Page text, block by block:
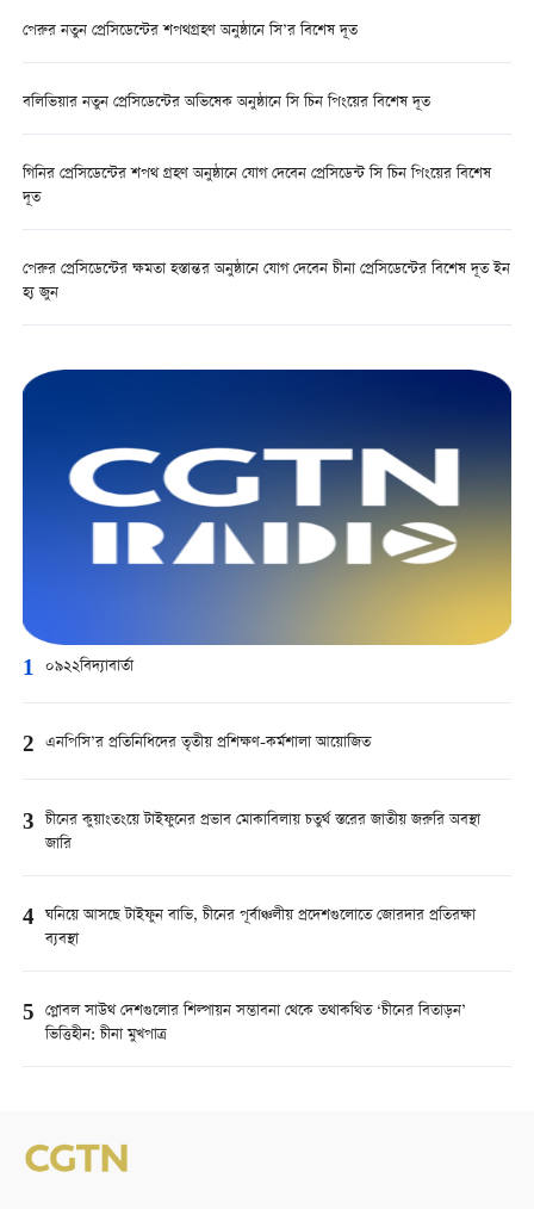
পেরুর নতুন প্রেসিডেন্টের শপথগ্রহণ অনুষ্ঠানে সি’র বিশেষ দূত
বলিভিয়ার নতুন প্রেসিডেন্টের অভিষেক অনুষ্ঠানে সি চিন পিংয়ের বিশেষ দূত
গিনির প্রেসিডেন্টের শপথ গ্রহণ অনুষ্ঠানে যোগ দেবেন প্রেসিডেন্ট সি চিন পিংয়ের বিশেষ
দূত
পেরুর প্রেসিডেন্টের ক্ষমতা হস্তান্তর অনুষ্ঠানে যোগ দেবেন চীনা প্রেসিডেন্টের বিশেষ দূত ইন
হ্য জুন
1 ০৯২২বিদ্যাবার্তা
2 এনপিসি’র প্রতিনিধিদের তৃতীয় প্রশিক্ষণ-কর্মশালা আয়োজিত
3 চীনের কুয়াংতংয়ে টাইফুনের প্রভাব মোকাবিলায় চতুর্থ স্তরের জাতীয় জরুরি অবস্থা
জারি
4 ঘনিয়ে আসছে টাইফুন বাভি, চীনের পূর্বাঞ্চলীয় প্রদেশগুলোতে জোরদার প্রতিরক্ষা
ব্যবস্থা
5 গ্লোবল সাউথ দেশগুলোর শিল্পায়ন সম্ভাবনা থেকে তথাকথিত ‘চীনের বিতাড়ন’
ভিত্তিহীন: চীনা মুখপাত্র